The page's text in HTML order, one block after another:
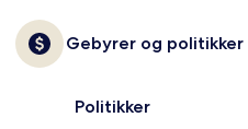
Gebyrer og politikker
Politikker